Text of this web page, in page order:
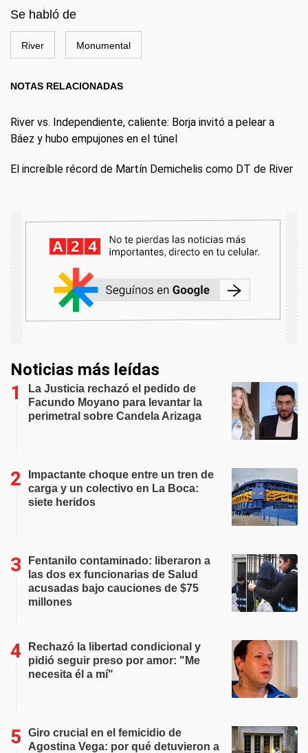
Se habló de
River Monumental
NOTAS RELACIONADAS
River vs. Independiente, caliente: Borja invitó a pelear a
Báez y hubo empujones en el túnel
El increíble récord de Martín Demichelis como DT de River
Noticias más leídas
La Justicia rechazó el pedido de
Facundo Moyano para levantar la
perimetral sobre Candela Arizaga
Impactante choque entre un tren de
carga y un colectivo en La Boca:
siete heridos
Fentanilo contaminado: liberaron a
las dos ex funcionarias de Salud
acusadas bajo cauciones de $75
millones
Rechazó la libertad condicional y
pidió seguir preso por amor: "Me
necesita él a mí"
Giro crucial en el femicidio de
Agostina Vega: por qué detuvieron a